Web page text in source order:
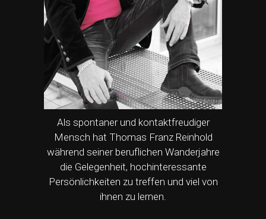
Als spontaner und kontaktfreudiger
Mensch hat Thomas Franz Reinhold
während seiner beruflichen Wanderjahre
die Gelegenheit, hochinteressante
Persönlichkeiten zu treffen und viel von
ihnen zu lernen.